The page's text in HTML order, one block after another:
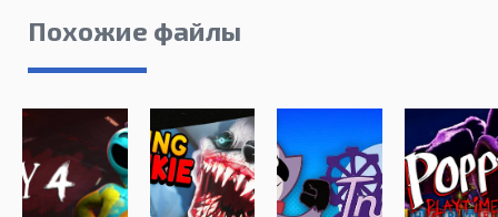
Похожие файлы